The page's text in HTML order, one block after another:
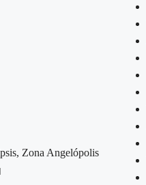
Zona Angelópolis